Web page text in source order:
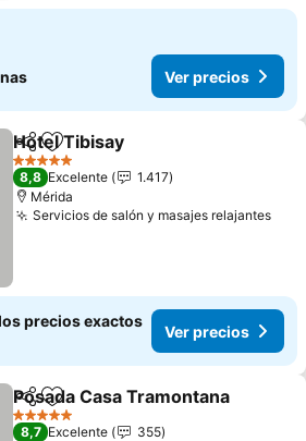
Ver precios
CompartirAgregar a favoritos
Hotel Tibisay
5 Estrellas
8,8 Excelente
1.417
Mérida
Servicios de salón y masajes relajantesVer
precios exactos
Ver precios
CompartirAgregar a favoritos
Posada Casa Tramontana
5 Estrellas
8,7 Excelente
355